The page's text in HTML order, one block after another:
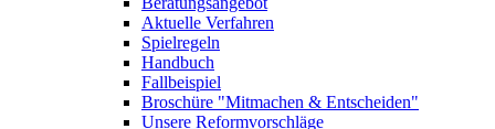
Aktuelle Verfahren
Spielregeln
Handbuch
Fallbeispiel
Broschüre "Mitmachen & Entscheiden"
Unsere Reformvorschläge